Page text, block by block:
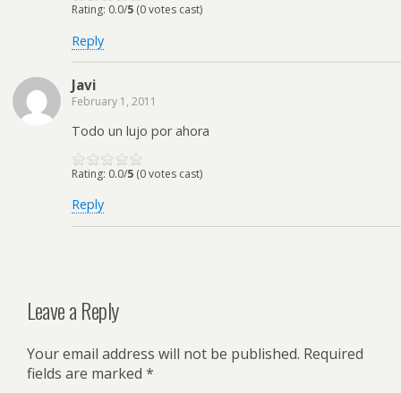
Rating: 0.0/5 (0 votes cast)
Reply
Javi
February 1, 2011
Todo un lujo por ahora
Rating: 0.0/5 (0 votes cast)
Reply
Leave a Reply
Your email address will not be published. Required
fields are marked *